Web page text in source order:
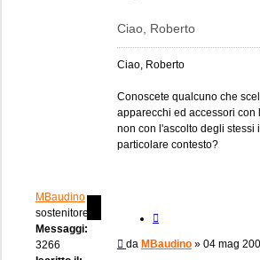
Ciao, Roberto
Ciao, Roberto
Conoscete qualcuno che
apparecchi ed accessori con
non con l'ascolto degli stessi
particolare contesto?
MBaudino
sostenitore
Messaggi:
3266
Messaggio
da MBaudino » 04 mag